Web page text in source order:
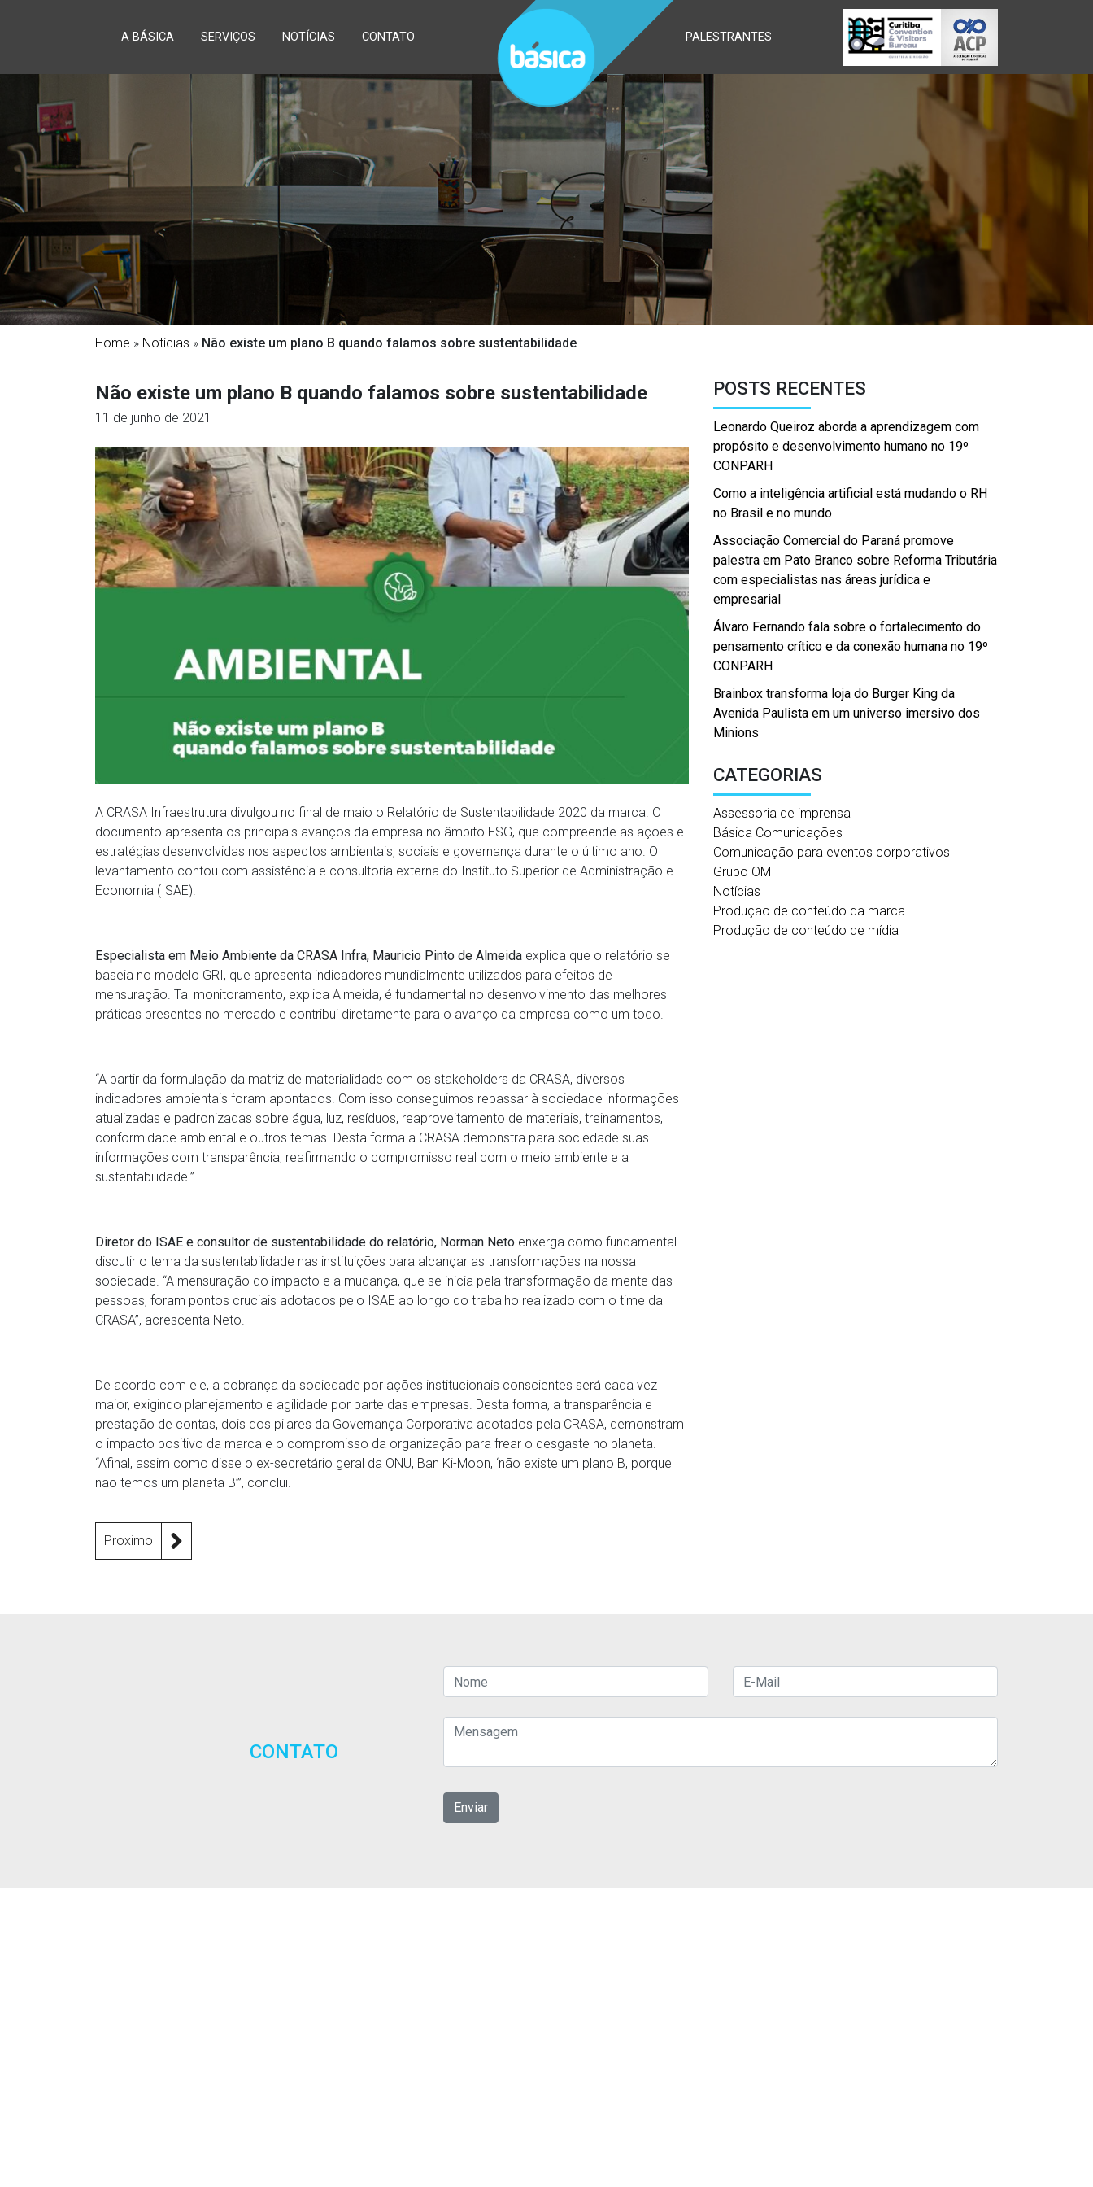
A BÁSICA SERVIÇOS NOTÍCIAS CONTATO PALESTRANTES
Home » Notícias » Não existe um plano B quando falamos sobre sustentabilidade
Não existe um plano B quando falamos sobre sustentabilidade
11 de junho de 2021
A CRASA Infraestrutura divulgou no final de maio o Relatório de Sustentabilidade 2020 da marca. O
documento apresenta os principais avanços da empresa no âmbito ESG, que compreende as ações e
estratégias desenvolvidas nos aspectos ambientais, sociais e governança durante o último ano. O
levantamento contou com assistência e consultoria externa do Instituto Superior de Administração e
Economia (ISAE).
Especialista em Meio Ambiente da CRASA Infra, Mauricio Pinto de Almeida explica que o relatório se
baseia no modelo GRI, que apresenta indicadores mundialmente utilizados para efeitos de
mensuração. Tal monitoramento, explica Almeida, é fundamental no desenvolvimento das melhores
práticas presentes no mercado e contribui diretamente para o avanço da empresa como um todo.
“A partir da formulação da matriz de materialidade com os stakeholders da CRASA, diversos
indicadores ambientais foram apontados. Com isso conseguimos repassar à sociedade informações
atualizadas e padronizadas sobre água, luz, resíduos, reaproveitamento de materiais, treinamentos,
conformidade ambiental e outros temas. Desta forma a CRASA demonstra para sociedade suas
informações com transparência, reafirmando o compromisso real com o meio ambiente e a
sustentabilidade.”
Diretor do ISAE e consultor de sustentabilidade do relatório, Norman Neto enxerga como fundamental
discutir o tema da sustentabilidade nas instituições para alcançar as transformações na nossa
sociedade. “A mensuração do impacto e a mudança, que se inicia pela transformação da mente das
pessoas, foram pontos cruciais adotados pelo ISAE ao longo do trabalho realizado com o time da
CRASA”, acrescenta Neto.
De acordo com ele, a cobrança da sociedade por ações institucionais conscientes será cada vez
maior, exigindo planejamento e agilidade por parte das empresas. Desta forma, a transparência e
prestação de contas, dois dos pilares da Governança Corporativa adotados pela CRASA, demonstram
o impacto positivo da marca e o compromisso da organização para frear o desgaste no planeta.
“Afinal, assim como disse o ex-secretário geral da ONU, Ban Ki-Moon, ‘não existe um plano B, porque
não temos um planeta B’”, conclui.
Proximo
POSTS RECENTES
Leonardo Queiroz aborda a aprendizagem com
propósito e desenvolvimento humano no 19º
CONPARH
Como a inteligência artificial está mudando o RH
no Brasil e no mundo
Associação Comercial do Paraná promove
palestra em Pato Branco sobre Reforma Tributária
com especialistas nas áreas jurídica e
empresarial
Álvaro Fernando fala sobre o fortalecimento do
pensamento crítico e da conexão humana no 19º
CONPARH
Brainbox transforma loja do Burger King da
Avenida Paulista em um universo imersivo dos
Minions
CATEGORIAS
Assessoria de imprensa
Básica Comunicações
Comunicação para eventos corporativos
Grupo OM
Notícias
Produção de conteúdo da marca
Produção de conteúdo de mídia
CONTATO